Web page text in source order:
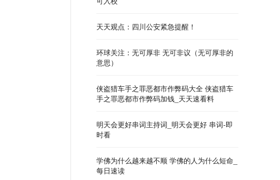
天天观点：四川公安紧急提醒！
环球关注：无可厚非 无可非议（无可厚非的
意思）
侠盗猎车手之罪恶都市作弊码大全 侠盗猎车
手之罪恶都市作弊码加钱_天天速看料
明天会更好串词主持词_明天会更好 串词-即
时看
学佛为什么越来越不顺 学佛的人为什么短命_
每日速读